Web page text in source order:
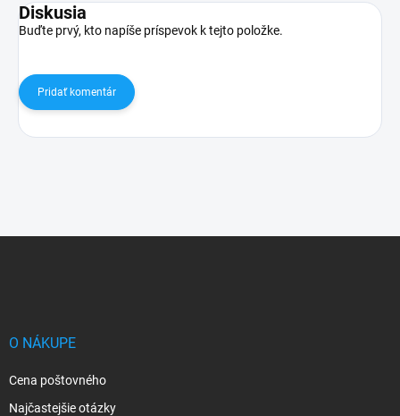
Diskusia
Buďte prvý, kto napíše príspevok k tejto položke.
Pridať komentár
O NÁKUPE
Cena poštovného
Najčastejšie otázky